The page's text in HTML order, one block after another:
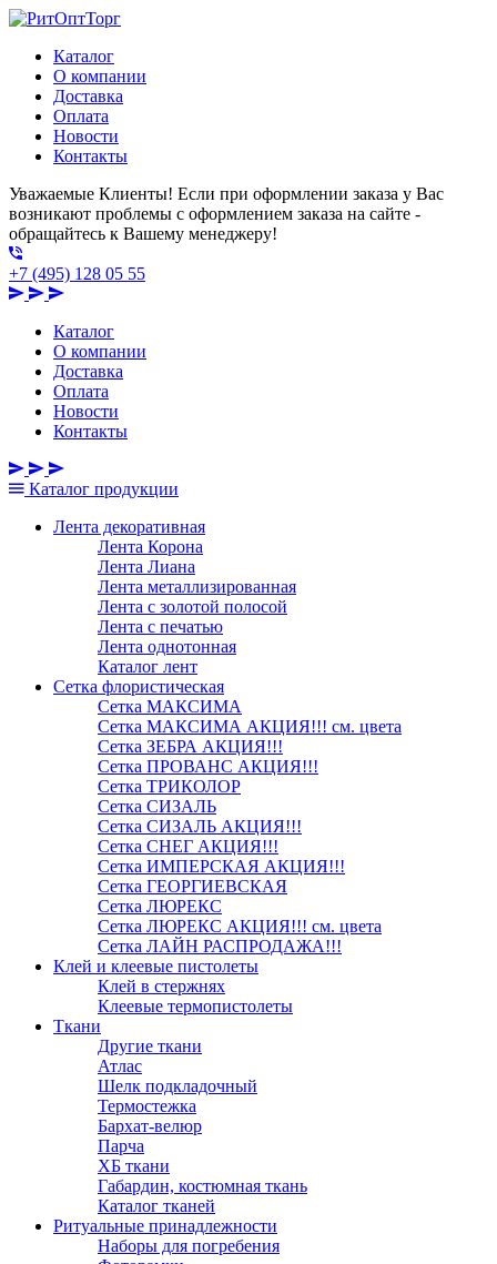
Каталог
О компании
Доставка
Оплата
Новости
Контакты
Уважаемые Клиенты! Если при оформлении заказа у Вас
возникают проблемы с оформлением заказа на сайте -
обращайтесь к Вашему менеджеру!
+7 (495) 128 05 55
Каталог
О компании
Доставка
Оплата
Новости
Контакты
Каталог продукции
Лента декоративная
Лента Корона
Лента Лиана
Лента металлизированная
Лента с золотой полосой
Лента с печатью
Лента однотонная
Каталог лент
Сетка флористическая
Сетка МАКСИМА
Сетка МАКСИМА АКЦИЯ!!! см. цвета
Сетка ЗЕБРА АКЦИЯ!!!
Сетка ПРОВАНС АКЦИЯ!!!
Сетка ТРИКОЛОР
Сетка СИЗАЛЬ
Сетка СИЗАЛЬ АКЦИЯ!!!
Сетка СНЕГ АКЦИЯ!!!
Сетка ИМПЕРСКАЯ АКЦИЯ!!!
Сетка ГЕОРГИЕВСКАЯ
Сетка ЛЮРЕКС
Сетка ЛЮРЕКС АКЦИЯ!!! см. цвета
Сетка ЛАЙН РАСПРОДАЖА!!!
Клей и клеевые пистолеты
Клей в стержнях
Клеевые термопистолеты
Ткани
Другие ткани
Атлас
Шелк подкладочный
Термостежка
Бархат-велюр
Парча
ХБ ткани
Габардин, костюмная ткань
Каталог тканей
Ритуальные принадлежности
Наборы для погребения